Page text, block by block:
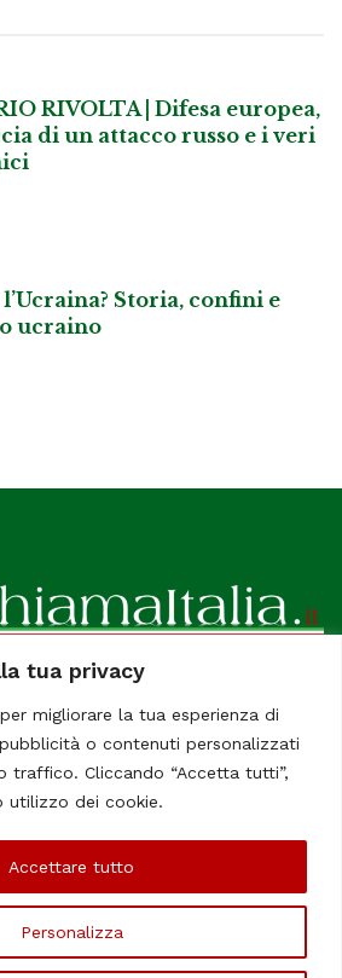
tua privacy
migliorare la tua esperienza di
o contenuti personalizzati
traffico. Cliccando “Accetta tutti”,
utilizzo dei cookie.
Personalizza
Accettare tutto
RIVOLTA | Difesa europea,
di un attacco russo e i veri
Storia, confini e
ucraino
quotidiano online preferito.
a tutti gli italiani residenti all'estero.
Quotidiano online indipendente
Le Firme